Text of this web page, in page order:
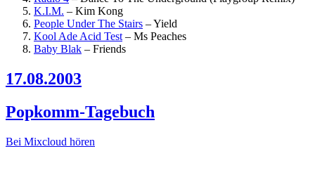
K.I.M. – Kim Kong
People Under The Stairs –Yield
Kool Ade Acid Test – Ms Peaches
Baby Blak – Friends
17.08.2003
Popkomm-Tagebuch
Bei Mixcloud hören